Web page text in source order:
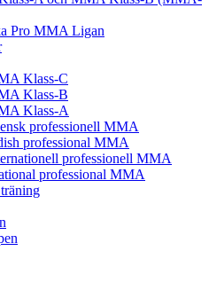
Pro MMA Ligan
Klass-C
Klass-B
Klass-A
professionell MMA
professional MMA
professionell MMA
professional MMA